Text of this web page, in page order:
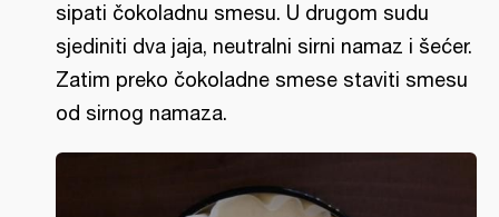
sipati čokoladnu smesu. U drugom sudu
sjediniti dva jaja, neutralni sirni namaz i šećer.
Zatim preko čokoladne smese staviti smesu
od sirnog namaza.